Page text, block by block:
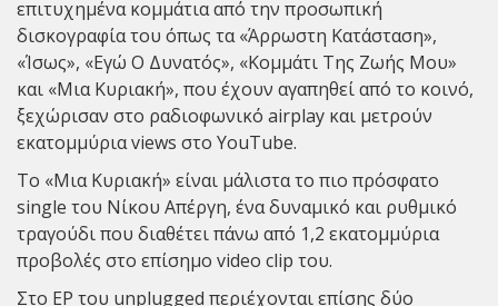
επιτυχημένα κομμάτια από την προσωπική
δισκογραφία του όπως τα «Άρρωστη Κατάσταση»,
«Ίσως», «Εγώ Ο Δυνατός», «Κομμάτι Της Ζωής Μου»
και «Μια Κυριακή», που έχουν αγαπηθεί από το κοινό,
ξεχώρισαν στο ραδιοφωνικό airplay και μετρούν
εκατομμύρια views στο YouTube.
To «Μια Κυριακή» είναι μάλιστα το πιο πρόσφατο
single του Νίκου Απέργη, ένα δυναμικό και ρυθμικό
τραγούδι που διαθέτει πάνω από 1,2 εκατομμύρια
προβολές στο επίσημο video clip του.
Στο EP του unplugged περιέχονται επίσης δύο